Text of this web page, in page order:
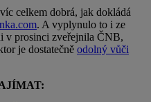
celkem dobrá, jak dokládá
. A vyplynulo to i ze
v prosinci zveřejnila ČNB,
je dostatečně odolný vůči